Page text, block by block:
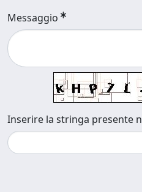
Messaggio
Inserire la stringa presente